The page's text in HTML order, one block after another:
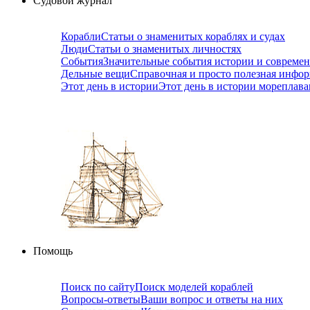
КораблиСтатьи о знаменитых кораблях и судах
ЛюдиСтатьи о знаменитых личностях
СобытияЗначительные события истории и
Дельные вещиСправочная и просто полезная
Этот день в историиЭтот день в истории
Помощь
Поиск по сайтуПоиск моделей кораблей
Вопросы-ответыВаши вопрос и ответы на них